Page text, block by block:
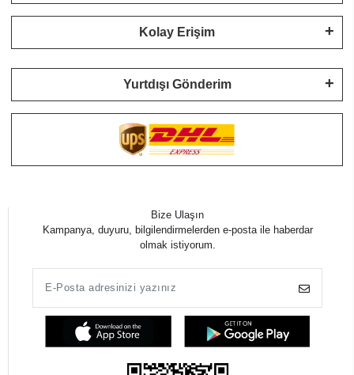
Kolay Erişim
Yurtdışı Gönderim
Bize Ulaşın
Kampanya, duyuru, bilgilendirmelerden e-posta ile haberdar
olmak istiyorum.